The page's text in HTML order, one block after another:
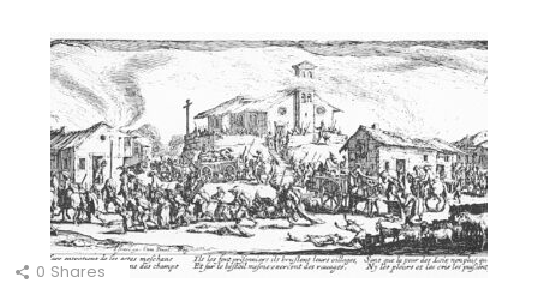
0 Shares